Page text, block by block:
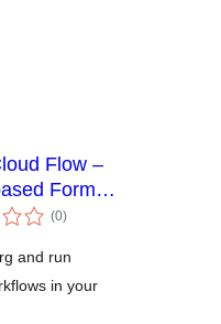
Flow –
Forms &
Automation
(0전
체)
and run
in your